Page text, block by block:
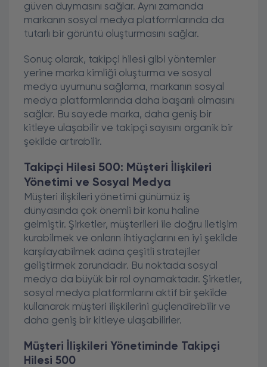
güven duymasını sağlar. Aynı zamanda
markanın sosyal medya platformlarında da
tutarlı bir görüntü oluşturmasını sağlar.
Sonuç olarak, takipçi hilesi gibi yöntemler
yerine marka kimliği oluşturma ve sosyal
medya uyumunu sağlama, markanın sosyal
medya platformlarında daha başarılı olmasını
sağlar. Bu sayede marka, daha geniş bir
kitleye ulaşabilir ve takipçi sayısını organik bir
şekilde artırabilir.
Takipçi Hilesi 500: Müşteri İlişkileri
Yönetimi ve Sosyal Medya
Müşteri ilişkileri yönetimi günümüz iş
dünyasında çok önemli bir konu haline
gelmiştir. Şirketler, müşterileri ile doğru iletişim
kurabilmek ve onların ihtiyaçlarını en iyi şekilde
karşılayabilmek adına çeşitli stratejiler
geliştirmek zorundadır. Bu noktada sosyal
medya da büyük bir rol oynamaktadır. Şirketler,
sosyal medya platformlarını aktif bir şekilde
kullanarak müşteri ilişkilerini güçlendirebilir ve
daha geniş bir kitleye ulaşabilirler.
Müşteri İlişkileri Yönetiminde Takipçi
Hilesi 500